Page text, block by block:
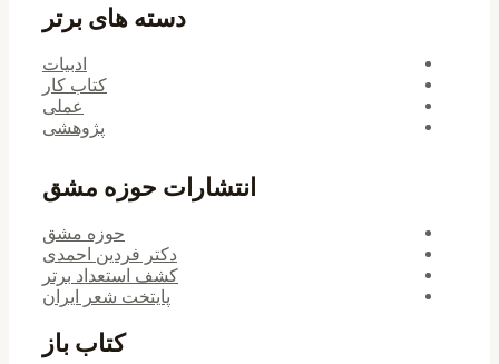
دسته های برتر
ادبیات
کتاب کار
عملی
پژوهشی
انتشارات حوزه مشق
حوزه مشق
دکتر فردین احمدی
کشف استعداد برتر
پایتخت شعر ایران
کتاب باز